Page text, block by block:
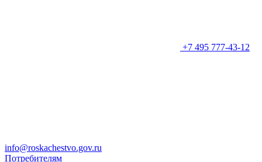
+7 495 777-43-12
info@roskachestvo.gov.ru
Потребителям